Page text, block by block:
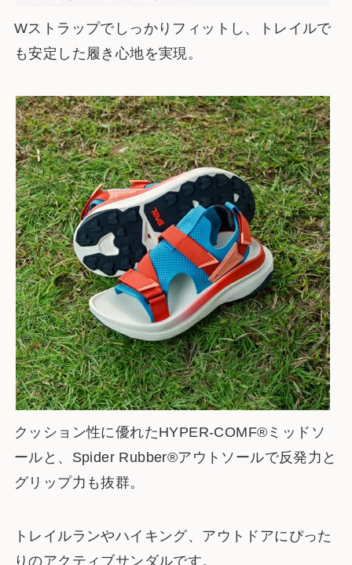
Wストラップでしっかりフィットし、トレイルで
も安定した履き心地を実現。
クッション性に優れたHYPER-COMF®ミッドソ
ールと、Spider Rubber®アウトソールで反発力と
グリップ力も抜群。
トレイルランやハイキング、アウトドアにぴった
りのアクティブサンダルです。